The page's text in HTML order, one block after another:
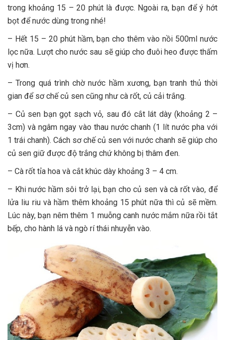
trong khoảng 15 – 20 phút là được. Ngoài ra, bạn để ý hớt
bọt để nước dùng trong nhé!
– Hết 15 – 20 phút hầm, bạn cho thêm vào nồi 500ml nước
lọc nữa. Lượt cho nước sau sẽ giúp cho đuôi heo được thấm
vị hơn.
– Trong quá trình chờ nước hầm xương, bạn tranh thủ thời
gian để sơ chế củ sen cũng như cà rốt, củ cải trắng.
– Củ sen bạn gọt sạch vỏ, sau đó cắt lát dày (khoảng 2 –
3cm) và ngâm ngay vào thau nước chanh (1 lít nước pha với
1 trái chanh). Cách sơ chế củ sen với nước chanh sẽ giúp cho
củ sen giữ được độ trắng chứ không bị thâm đen.
– Cà rốt tỉa hoa và cắt khúc dày khoảng 3 – 4 cm.
– Khi nước hầm sôi trở lại, bạn cho củ sen và cà rốt vào, để
lửa liu riu và hầm thêm khoảng 15 phút nữa thì củ sẽ mềm.
Lúc này, bạn nêm thêm 1 muỗng canh nước mắm nữa rồi tắt
bếp, cho hành lá và ngò rí thái nhuyễn vào.